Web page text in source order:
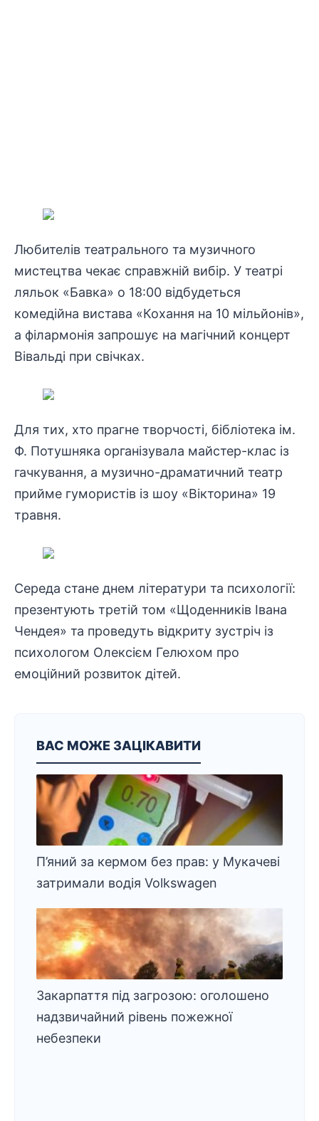
Любителів театрального та музичного
мистецтва чекає справжній вибір. У театрі
ляльок «Бавка» о 18:00 відбудеться
комедійна вистава «Кохання на 10 мільйонів»,
а філармонія запрошує на магічний концерт
Вівальді при свічках.
Для тих, хто прагне творчості, бібліотека ім.
Ф. Потушняка організувала майстер-клас із
гачкування, а музично-драматичний театр
прийме гумористів із шоу «Вікторина» 19
травня.
Середа стане днем літератури та психології:
презентують третій том «Щоденників Івана
Чендея» та проведуть відкриту зустріч із
психологом Олексієм Гелюхом про
емоційний розвиток дітей.
ВАС МОЖЕ ЗАЦІКАВИТИ
П’яний за кермом без прав: у Мукачеві
затримали водія Volkswagen
Закарпаття під загрозою: оголошено
надзвичайний рівень пожежної
небезпеки